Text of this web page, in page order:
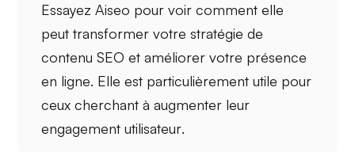
Essayez Aiseo pour voir comment elle
peut transformer votre stratégie de
contenu SEO et améliorer votre présence
en ligne. Elle est particulièrement utile pour
ceux cherchant à augmenter leur
engagement utilisateur.